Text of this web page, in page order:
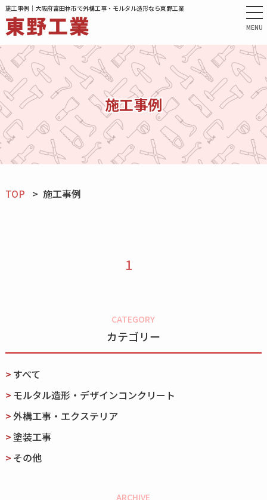
施工事例｜大阪府富田林市で外構工事・モルタル造形なら東野工業
MENU
施工事例
TOP 施工事例
1
CATEGORY
カテゴリー
すべて
モルタル造形・デザインコンクリート
外構工事・エクステリア
塗装工事
その他
ARCHIVE